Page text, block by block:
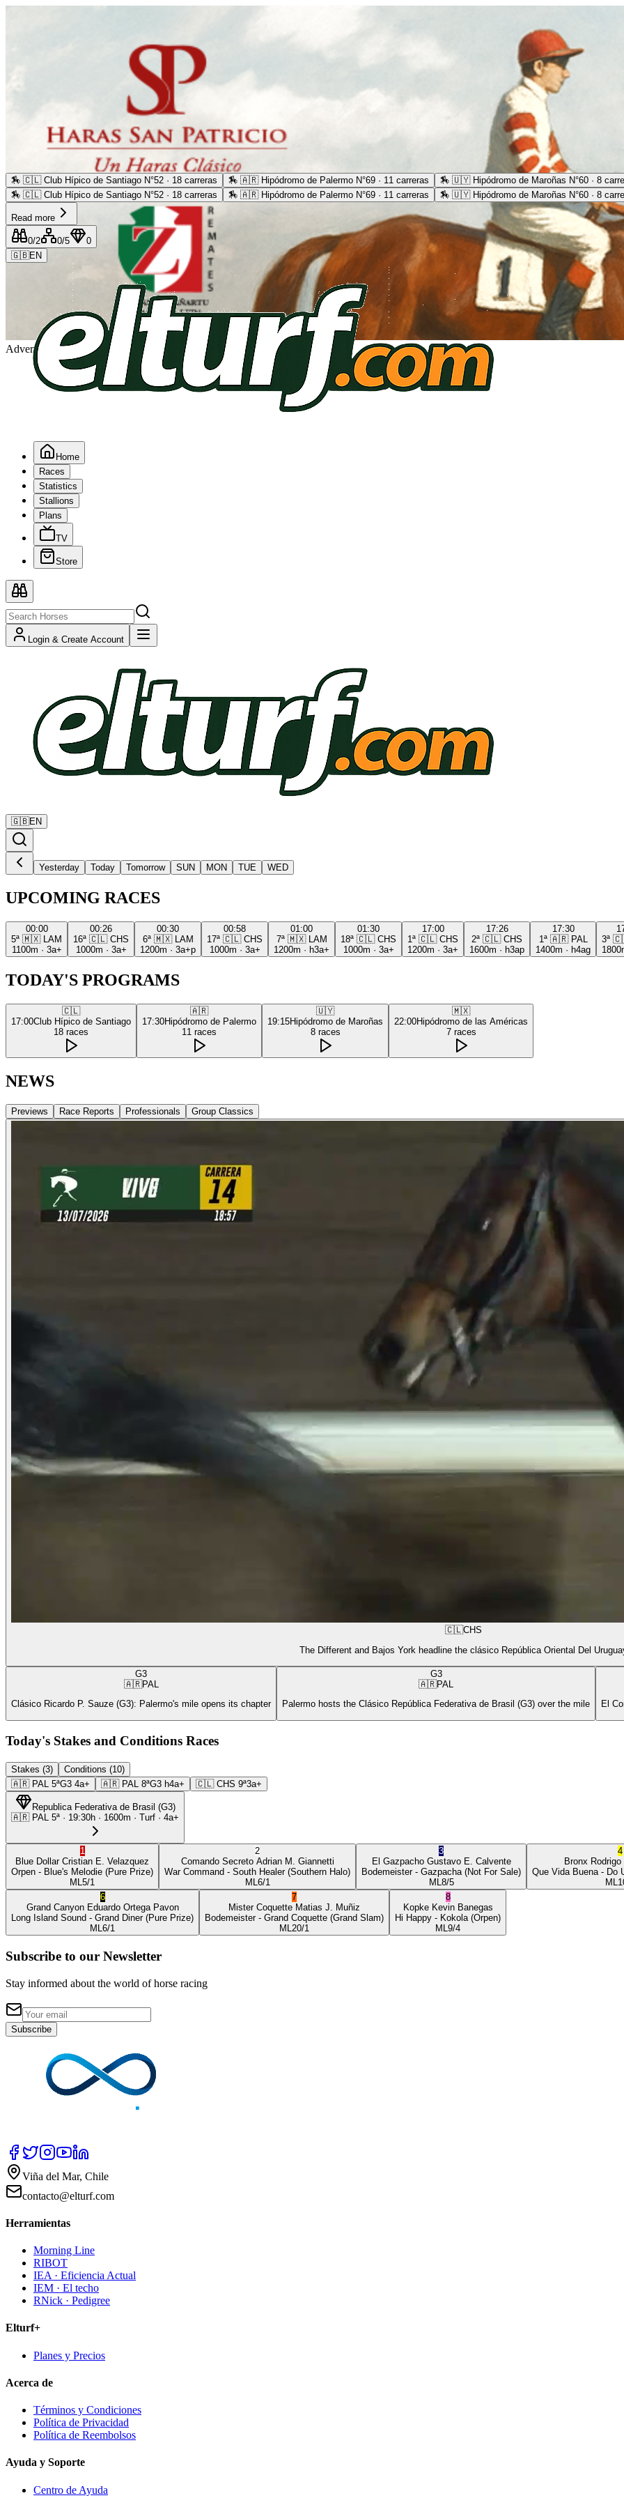
Advertising
🏇 🇨🇱 Club Hípico de Santiago N°52 · 18 carreras 🏇 🇦🇷 Hipódromo de Palermo N°69 · 11 carreras 🏇 🇺🇾 Hipódromo de Maroñas N°60 · 8
🏇 🇨🇱 Club Hípico de Santiago N°52 · 18 carreras 🏇 🇦🇷 Hipódromo de Palermo N°69 · 11 carreras 🏇 🇺🇾 Hipódromo de Maroñas N°60 · 8
Read more
0/2 0/5
0
🇬🇧EN
Home
Races
Statistics
Stallions
Plans
TV
Store
Login & Create Account
🇬🇧EN
Yesterday Today Tomorrow SUN MON TUE WED
UPCOMING RACES
00:00
5ª 🇲🇽
LAM
1100m · 3a+
00:26
16ª 🇨🇱 CHS
1000m · 3a+
00:30
6ª 🇲🇽
LAM
1200m · 3a+p
00:58
17ª 🇨🇱 CHS
1000m · 3a+
01:00
7ª 🇲🇽
LAM
1200m · h3a+
01:30
18ª 🇨🇱 CHS
1000m · 3a+
17:00
1ª 🇨🇱 CHS
1200m · 3a+
17:26
2ª 🇨🇱 CHS
1600m · h3ap
17:30
1ª 🇦🇷 PAL
1400m · h4ag
3ª
TODAY'S PROGRAMS
🇨🇱
17:00Club Hípico de Santiago
18 races
🇦🇷
17:30Hipódromo de Palermo
11 races
🇺🇾
19:15Hipódromo de Maroñas
8 races
🇲🇽
22:00Hipódromo de las Américas
7 races
NEWS
Previews Race Reports Professionals Group Classics
🇨🇱CHS
The Different and Bajos York headline the clásico República Oriental Del
G3
🇦🇷PAL
Clásico Ricardo P. Sauze (G3): Palermo's mile opens its chapter
G3
🇦🇷PAL
Palermo hosts the Clásico República Federativa de Brasil (G3) over the mile
El
Today's Stakes and Conditions Races
Stakes (3)
Conditions (10)
🇦🇷 PAL 5ªG3 4a+ 🇦🇷 PAL 8ªG3 h4a+ 🇨🇱 CHS 9ª3a+
Republica Federativa de Brasil (G3)
🇦🇷 PAL 5ª · 19:30h · 1600m · Turf · 4a+
1
Blue Dollar Cristian E. Velazquez
Orpen - Blue's Melodie (Pure Prize)
ML5/1
2
Comando Secreto Adrian M. Giannetti
War Command - South Healer(Southern Halo)
ML6/1
3
El Gazpacho Gustavo E. Calvente
Bodemeister- Gazpacha(Not For Sale)
ML8/5
4
Bronx
Que Vida Buena- Do
ML
6
Grand Canyon Eduardo Ortega Pavon
Long Island Sound - Grand Diner(Pure Prize)
ML6/1
7
Mister Coquette Matias J. Muñiz
Bodemeister- Grand Coquette (Grand Slam)
ML20/1
8
Kopke Kevin Banegas
Hi Happy - Kokola(Orpen)
ML9/4
Subscribe to our Newsletter
Stay informed about the world of horse racing
Subscribe
Viña del Mar, Chile
contacto@elturf.com
Herramientas
Morning Line
RIBOT
IEA · Eficiencia Actual
IEM · El techo
RNick · Pedigree
Elturf+
Planes y Precios
Acerca de
Términos y Condiciones
Política de Privacidad
Política de Reembolsos
Ayuda y Soporte
Centro de Ayuda